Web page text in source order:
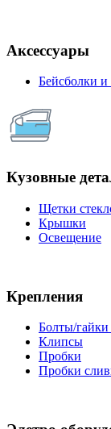
Аксессуары
Бейсболки и
Кузовные
Щетки
Крышки
Освещение
Крепления
Болты/
Клипсы
Пробки
Пробки